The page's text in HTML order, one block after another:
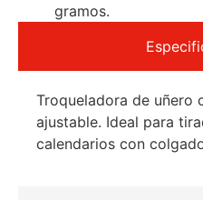
gramos.
Troqueladora de uñero
ajustable. Ideal para
calendarios con